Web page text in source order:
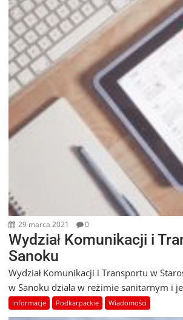
29 marca 2021 0
Wydział Komunikacji i
Sanoku
Wydział Komunikacji i Transportu w
w Sanoku działa w reżimie sanitarnym i
Informacje Podkarpackie Wiadomości